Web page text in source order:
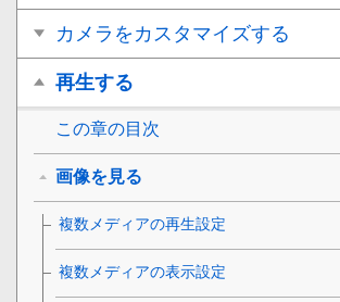
カメラをカスタマイズする
再生する
この章の目次
画像を見る
複数メディアの再生設定
複数メディアの表示設定